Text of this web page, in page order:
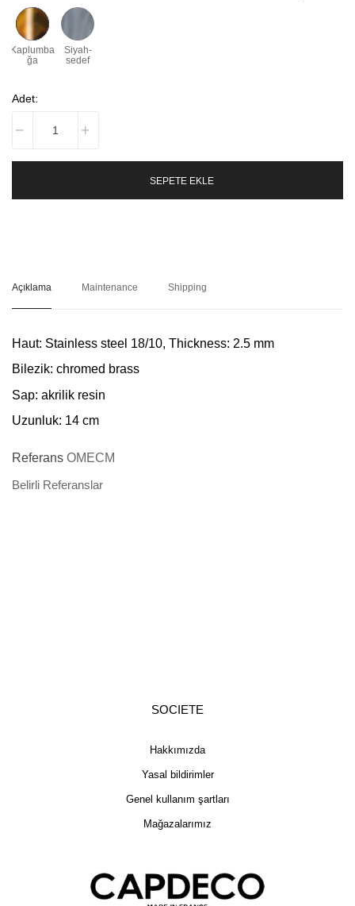
Kaplumba
ğa
Siyah-
sedef
Adet:
SEPETE EKLE
Açıklama Maintenance Shipping
Haut: Stainless steel 18/10, Thickness: 2.5 mm
Bilezik: chromed brass
Sap: akrilik resin
Uzunluk: 14 cm
Referans OMECM
Belirli Referanslar
SOCIETE
Hakkımızda
Yasal bildirimler
Genel kullanım şartları
Mağazalarımız